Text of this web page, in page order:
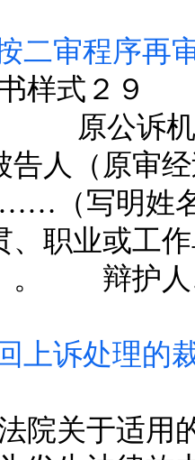
二审程序再
书样式２
公诉机
（原审经
……（写明姓
、职业或工
）。 辩护
上诉处理的
关于适用